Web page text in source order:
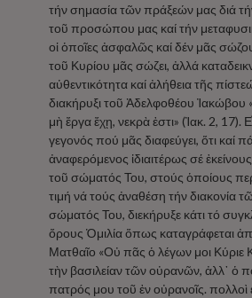
τήν σημασία τῶν πράξεών μας διά
τοῦ προσώπου μας καί τήν
οἱ ὁποῖες ἀσφαλῶς καί δέν μᾶς
τοῦ Κυρίου μᾶς σώζει, ἀλλά
αὐθεντικότητα καί ἀλήθεια τῆς
διακήρυξι τοῦ Ἀδελφοθέου Ἰακώβου
μὴ ἔργα ἔχῃ, νεκρὰ ἐστι» (Ἰακ. 2, 17).
γεγονός πού μᾶς διαφεύγει, ὅτι καί
ἀναφερόμενος ἰδιαιτέρως σέ
τοῦ σώματός Του, στούς ὁποίους
τιμή νά τούς ἀναθέση τήν διακονία
σώματός Του, διεκήρυξε κάτι τό
ὄρους Ὁμιλία ὅπως καταγράφεται
Ματθαῖο «Οὐ πᾶς ὁ λέγων μοι Κύριε
τὴν βασιλείαν τῶν οὐρανῶν, ἀλλ᾿ ὁ
πατρός μου τοῦ ἐν οὐρανοῖς. πολλοὶ